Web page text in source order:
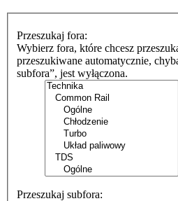
Przeszukaj fora:
Wybierz fora, które chcesz
przeszukiwane automatycznie,
subfora”, jest wyłączona.
Przeszukaj subfora: